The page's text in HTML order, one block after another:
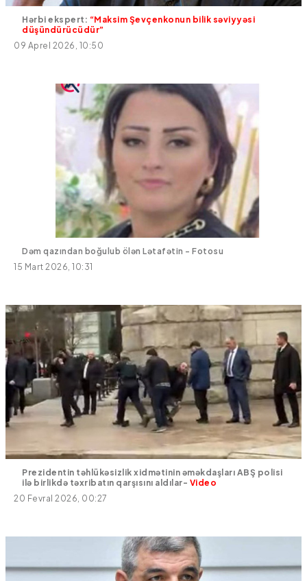
Hərbi ekspert: “Maksim Şevçenkonun bilik səviyyəsi
düşündürücüdür”
09 Aprel 2026, 10:50
Dəm qazından boğulub ölən Lətafətin - Fotosu
15 Mart 2026, 10:31
Prezidentin təhlükəsizlik xidmətinin əməkdaşları ABŞ polisi
ilə birlikdə təxribatın qarşısını aldılar- Video
20 Fevral 2026, 00:27